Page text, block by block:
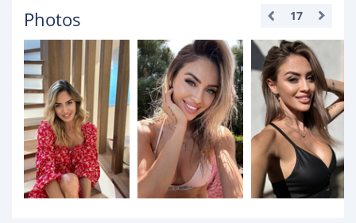
Photos 17